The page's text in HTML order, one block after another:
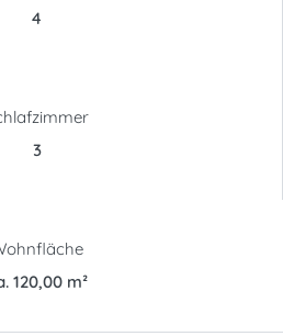
4
3
120,00 m²